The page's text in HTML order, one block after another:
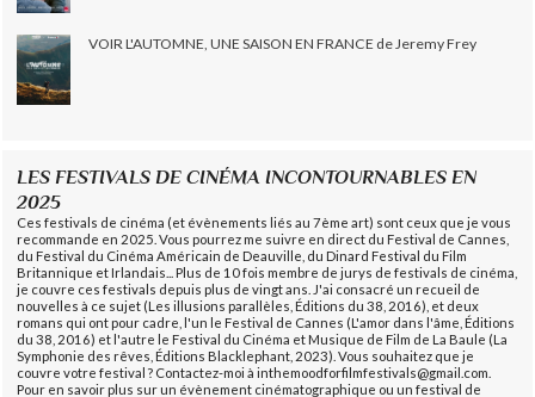
VOIR L'AUTOMNE, UNE SAISON EN FRANCE de Jeremy Frey
LES FESTIVALS DE CINÉMA INCONTOURNABLES EN
2025
Ces festivals de cinéma (et évènements liés au 7ème art) sont ceux que je vous
recommande en 2025. Vous pourrez me suivre en direct du Festival de Cannes,
du Festival du Cinéma Américain de Deauville, du Dinard Festival du Film
Britannique et Irlandais... Plus de 10 fois membre de jurys de festivals de cinéma,
je couvre ces festivals depuis plus de vingt ans. J'ai consacré un recueil de
nouvelles à ce sujet (Les illusions parallèles, Éditions du 38, 2016), et deux
romans qui ont pour cadre, l'un le Festival de Cannes (L'amor dans l'âme, Éditions
du 38, 2016) et l'autre le Festival du Cinéma et Musique de Film de La Baule (La
Symphonie des rêves, Éditions Blacklephant, 2023). Vous souhaitez que je
couvre votre festival ? Contactez-moi à inthemoodforfilmfestivals@gmail.com.
Pour en savoir plus sur un évènement cinématographique ou un festival de